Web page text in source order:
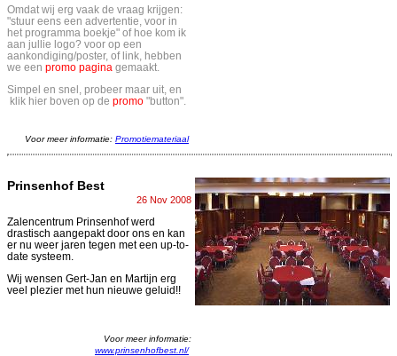
Omdat wij erg vaak de vraag krijgen:
"stuur eens een advertentie, voor in
het programma boekje" of hoe kom ik
aan jullie logo? voor op een
aankondiging/poster, of link, hebben
we een promo pagina gemaakt.
Simpel en snel, probeer maar uit, en
klik hier boven op de promo "button".
Voor meer informatie: Promotiemateriaal
Prinsenhof Best
26 Nov 2008
Zalencentrum Prinsenhof werd
drastisch aangepakt door ons en kan
er nu weer jaren tegen met een up-to-
date systeem.
Wij wensen Gert-Jan en Martijn erg
veel plezier met hun nieuwe geluid!!
Voor meer informatie:
www.prinsenhofbest.nl/